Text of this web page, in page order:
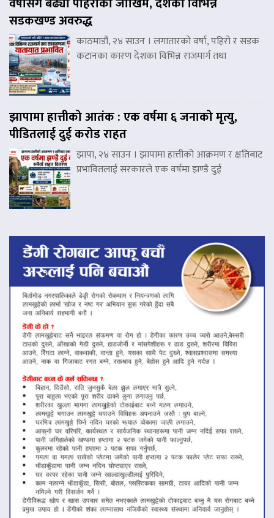
सडकखण्ड अवरुद्ध
काठमाडौं, २४ साउन । लगातारको वर्षा, पहिरो र सडक
कटानका कारण देशका विभिन्न राजमार्ग तथा
झापामा हात्तीको आतंक : एक वर्षमा ६ जनाको मृत्यु,
पीडितलाई दुई करोड राहत
झापा, २४ साउन । झापामा हात्तीको आक्रमण र क्षतिबाट
प्रभावितलाई सरकारले एक वर्षमा झण्डै दुई